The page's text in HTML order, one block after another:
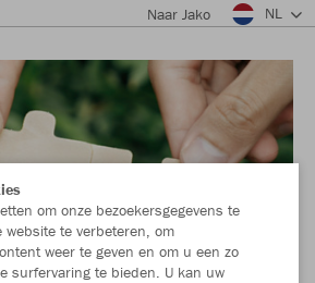
Naar Jako NL
om onze bezoekersgegevens te
website te verbeteren, om
weer te geven en om u een zo
surfervaring te bieden. U kan uw